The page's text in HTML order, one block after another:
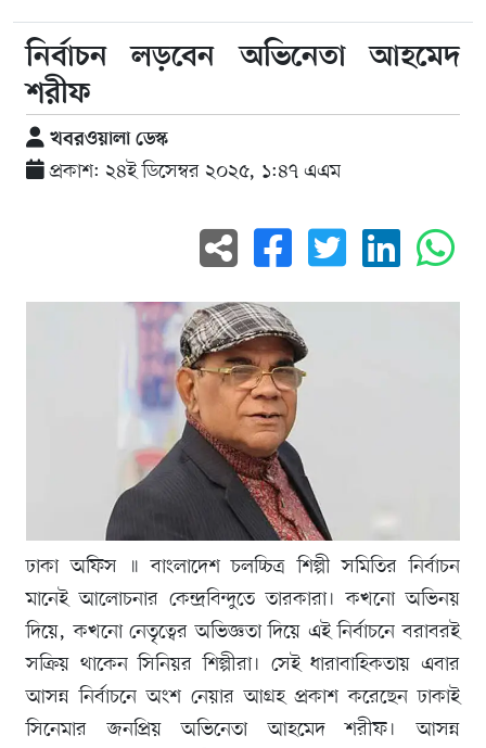
নির্বাচন লড়বেন অভিনেতা আহমেদ
শরীফ
খবরওয়ালা ডেস্ক
প্রকাশ: ২৪ই ডিসেম্বর ২০২৫, ১:৪৭ এএম
ঢাকা অফিস ॥ বাংলাদেশ চলচ্চিত্র শিল্পী সমিতির নির্বাচন
মানেই আলোচনার কেন্দ্রবিন্দুতে তারকারা। কখনো অভিনয়
দিয়ে, কখনো নেতৃত্বের অভিজ্ঞতা দিয়ে এই নির্বাচনে বরাবরই
সক্রিয় থাকেন সিনিয়র শিল্পীরা। সেই ধারাবাহিকতায় এবার
আসন্ন নির্বাচনে অংশ নেয়ার আগ্রহ প্রকাশ করেছেন ঢাকাই
সিনেমার জনপ্রিয় অভিনেতা আহমেদ শরীফ। আসন্ন